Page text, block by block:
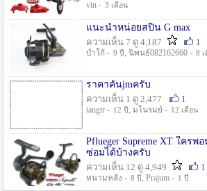
vin - 3 เดือน
แนะนำหน่อยสปิน G max
ความเห็น 7 ดู 4,187
1
ป๋าโก้ - 9 ปี , นิพนธ์082162660 - 8
ราคาคันjmครับ
ความเห็น 1 ดู 2,477
1
tangtr - 12 ปี , มโนรมย์ - 12 เดือน
Pflueger Supreme XT ใครพ
ซ่อมได้บ้างครับ
ความเห็น 12 ดู 4,949
1
หนามหลัง - 8 ปี , Prajum - 1 ปี